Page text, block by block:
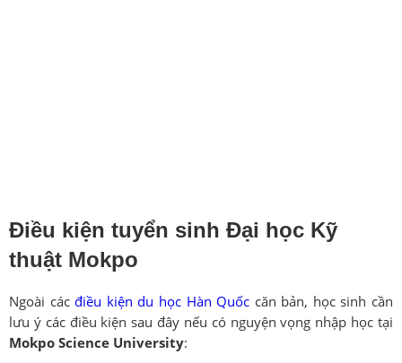
Điều kiện tuyển sinh Đại học Kỹ
thuật Mokpo
Ngoài cácđiều kiện du học Hàn Quốc căn bản, học sinh cần
lưu ý các điều kiện sau đây nếu có nguyện vọng nhập học tại
Mokpo Science University: